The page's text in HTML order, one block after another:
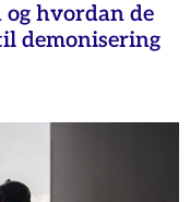
hvordan de
demonisering